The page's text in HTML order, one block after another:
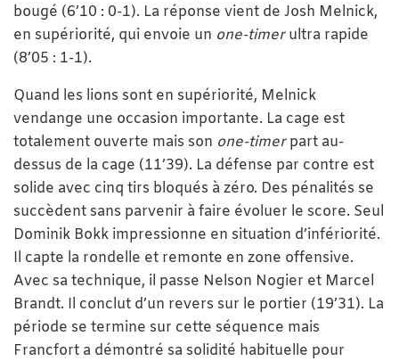
bougé (6’10 : 0-1). La réponse vient de Josh Melnick,
en supériorité, qui envoie un one-timerultra rapide
(8’05 : 1-1).
Quand les lions sont en supériorité, Melnick
vendange une occasion importante. La cage est
totalement ouverte mais son one-timerpart au-
dessus de la cage (11’39). La défense par contre est
solide avec cinq tirs bloqués à zéro. Des pénalités se
succèdent sans parvenir à faire évoluer le score. Seul
Dominik Bokk impressionne en situation d’infériorité.
Il capte la rondelle et remonte en zone offensive.
Avec sa technique, il passe Nelson Nogier et Marcel
Brandt. Il conclut d’un revers sur le portier (19’31). La
période se termine sur cette séquence mais
Francfort a démontré sa solidité habituelle pour